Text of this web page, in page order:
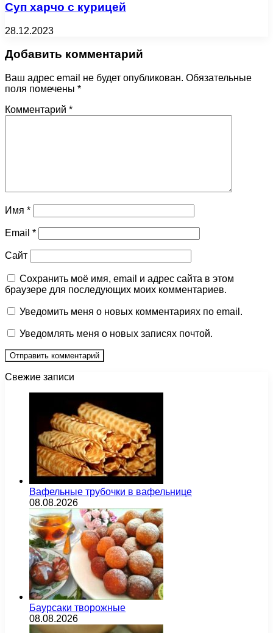
Суп харчо с курицей
28.12.2023
Добавить комментарий
Ваш адрес email не будет опубликован. Обязательные
поля помечены *
Комментарий *
Имя *
Email *
Сайт
Сохранить моё имя, email и адрес сайта в этом
браузере для последующих моих комментариев.
Уведомить меня о новых комментариях по email.
Уведомлять меня о новых записях почтой.
Свежие записи
Вафельные трубочки в вафельнице
08.08.2026
Баурсаки творожные
08.08.2026